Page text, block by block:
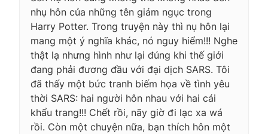
nhụ hôn của những tên giám ngục trong
Harry Potter. Trong truyện này thì nụ hôn lại
mang một ý nghĩa khác, nó nguy hiểm!!! Nghe
thật lạ nhưng hình như lại đúng khi thế giới
đang phải đương đầu với đại dịch SARS. Tôi
đã thấy một bức tranh biếm họa về tình yêu
thời SARS: hai người hôn nhau với hai cái
khẩu trang!!! Chết rồi, nãy giờ đi lạc xa wá
rồi. Còn một chuyện nữa, bạn thích hôn một